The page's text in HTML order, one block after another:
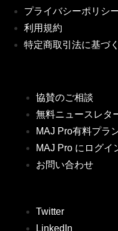
プライバシーポリシ
利用規約
特定商取引法に基づ
協賛のご相談
無料ニュースレタ
MAJ Pro有料プラ
MAJ Pro にログイ
お問い合わせ
Twitter
LinkedIn